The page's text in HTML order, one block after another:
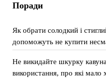
Поради
Як обрати солодкий і
допоможуть не купити
Не викидайте шкурку
використання, про які мало